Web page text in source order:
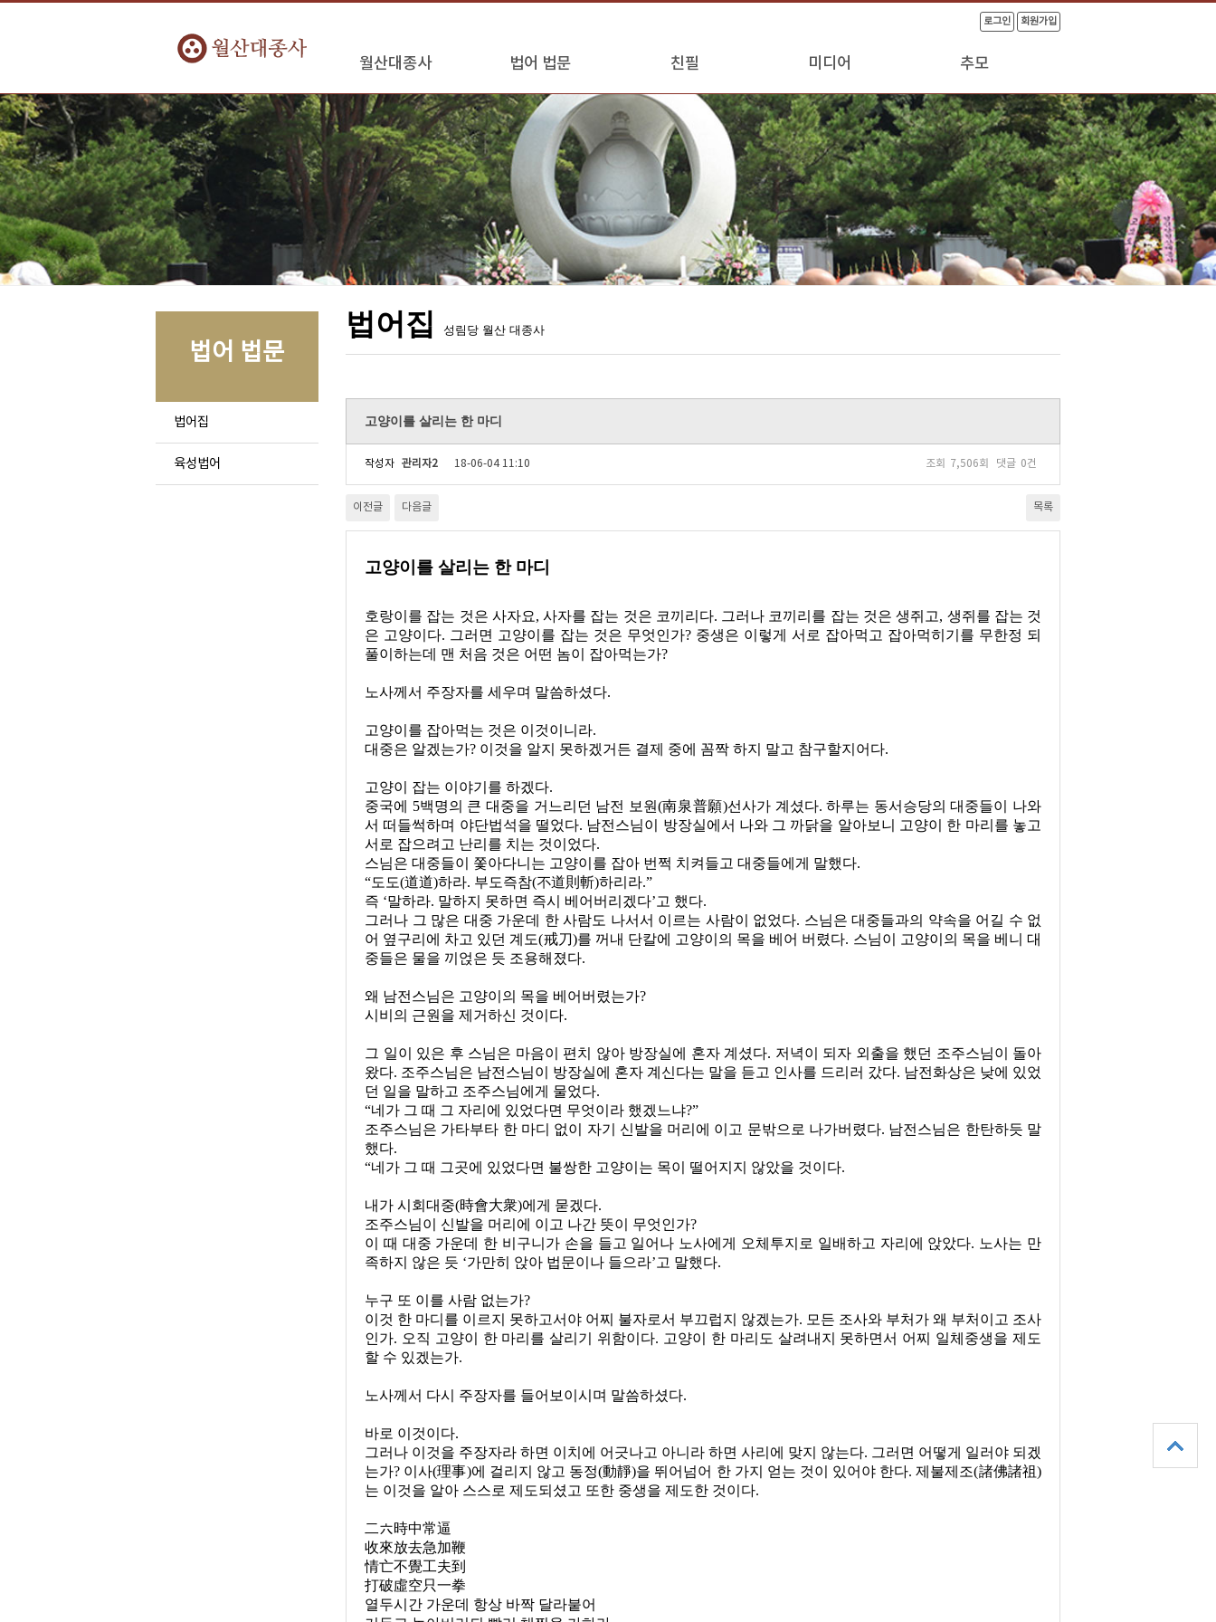
월산대종사 법어 법문 친필 미디어 추모
로그인 회원가입
법어 법문
법어집
육성법어
법어집 성림당 월산 대종사
고양이를 살리는 한 마디
작성자 관리자2 18-06-04 11:10 조회 7,506회 댓글 0건
이전글 다음글 목록
고양이를 살리는 한 마디
호랑이를 잡는 것은 사자요,사자를 잡는 것은 코끼리다. 그러나 코끼리를 잡는 것은 생쥐고, 생쥐를 잡는 것
은 고양이다. 그러면 고양이를 잡는 것은 무엇인가? 중생은 이렇게 서로 잡아먹고 잡아먹히기를 무한정 되
풀이하는데 맨 처음 것은 어떤 놈이 잡아먹는가?
노사께서 주장자를 세우며 말씀하셨다.
고양이를 잡아먹는 것은 이것이니라.
대중은 알겠는가? 이것을 알지 못하겠거든 결제 중에 꼼짝 하지 말고 참구할지어다.
고양이 잡는 이야기를 하겠다.
중국에
5백명의 큰 대중을 거느리던 남전 보원(南泉普願)선사가 계셨다.하루는 동서승당의 대중들이 나와
서 떠들썩하며 야단법석을 떨었다. 남전스님이 방장실에서 나와 그 까닭을 알아보니 고양이 한 마리를 놓고
서로 잡으려고 난리를 치는 것이었다.
스님은 대중들이 쫓아다니는 고양이를 잡아 번쩍 치켜들고 대중들에게 말했다.
“도도(道道)하라. 부도즉참(不道則斬)하리라.”
즉 ‘말하라. 말하지 못하면 즉시 베어버리겠다’고 했다.
그러나 그 많은 대중 가운데 한 사람도 나서서 이르는 사람이 없었다. 스님은 대중들과의 약속을 어길 수 없
어 옆구리에 차고 있던 계도(戒刀)를 꺼내 단칼에 고양이의 목을 베어 버렸다. 스님이 고양이의 목을 베니 대
중들은 물을 끼얹은 듯 조용해졌다.
왜 남전스님은 고양이의 목을 베어버렸는가?
시비의 근원을 제거하신 것이다.
그 일이 있은 후 스님은 마음이 편치 않아 방장실에 혼자 계셨다. 저녁이 되자 외출을 했던 조주스님이 돌아
왔다. 조주스님은 남전스님이 방장실에 혼자 계신다는 말을 듣고 인사를 드리러 갔다. 남전화상은 낮에 있었
던 일을 말하고 조주스님에게 물었다.
“네가 그 때 그 자리에 있었다면 무엇이라 했겠느냐?”
조주스님은 가타부타 한 마디 없이 자기 신발을 머리에 이고 문밖으로 나가버렸다. 남전스님은 한탄하듯 말
했다.
“네가 그 때 그곳에 있었다면 불쌍한 고양이는 목이 떨어지지 않았을 것이다.
내가 시회대중(時會大衆)에게 묻겠다.
조주스님이 신발을 머리에 이고 나간 뜻이 무엇인가?
이 때 대중 가운데 한 비구니가 손을 들고 일어나 노사에게 오체투지로 일배하고 자리에 앉았다. 노사는 만
족하지 않은 듯 ‘가만히 앉아 법문이나 들으라’고 말했다.
누구 또 이를 사람 없는가?
이것 한 마디를 이르지 못하고서야 어찌 불자로서 부끄럽지 않겠는가. 모든 조사와 부처가 왜 부처이고 조사
인가. 오직 고양이 한 마리를 살리기 위함이다. 고양이 한 마리도 살려내지 못하면서 어찌 일체중생을 제도
할 수 있겠는가.
노사께서 다시 주장자를 들어보이시며 말씀하셨다.
바로 이것이다.
그러나 이것을 주장자라 하면 이치에 어긋나고 아니라 하면 사리에 맞지 않는다. 그러면 어떻게 일러야 되겠
는가? 이사(理事)에 걸리지 않고 동정(動靜)을 뛰어넘어 한 가지 얻는 것이 있어야 한다.제불제조(諸佛諸祖)
는 이것을 알아 스스로 제도되셨고 또한 중생을 제도한 것이다.
二六時中常逼
收來放去急加鞭
情亡不覺工夫到
打破虛空只一拳
열두시간 가운데 항상 바짝 달라붙어